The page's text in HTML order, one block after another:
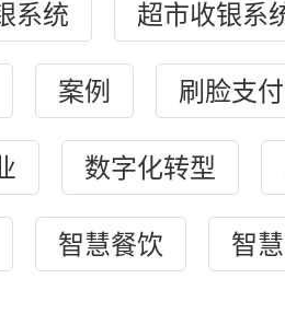
系统 超市收银系
案例 刷脸支付
数字化转型
智慧餐饮 智